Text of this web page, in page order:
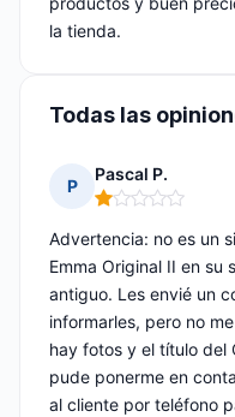
la tienda.
Todas las
P
Pascal P.
Nota: 1 de 5
Advertencia: no es un
Emma Original II en su
antiguo. Les envié un
informarles, pero no
hay fotos y el título del
pude ponerme en
al cliente por teléfono